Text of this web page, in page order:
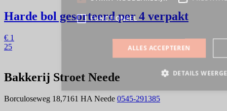
Harde bol gesorteerd per 4 verpakt
€ 1
25
Bakkerij Stroet Neede
Borculoseweg 18,7161 HA Neede 0545-291385